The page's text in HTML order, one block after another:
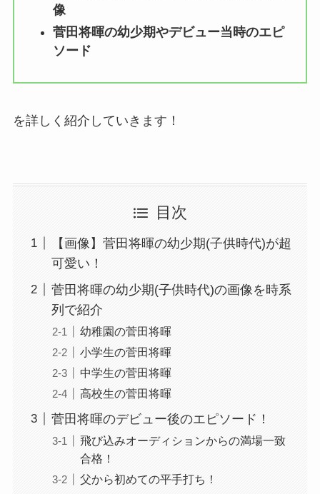
像
菅田将暉の幼少期やデビュー当時のエピ
ソード
を詳しく紹介していきます！
目次
【画像】菅田将暉の幼少期(子供時代)が超
可愛い！
菅田将暉の幼少期(子供時代)の画像を時系
列で紹介
幼稚園の菅田将暉
小学生の菅田将暉
中学生の菅田将暉
高校生の菅田将暉
菅田将暉のデビュー後のエピソード！
飛び込みオーディションからの満場一致
合格！
父から初めての平手打ち！